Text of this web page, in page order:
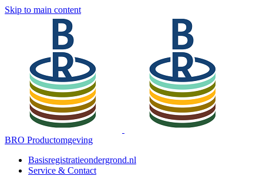
Skip to main content
BRO Productomgeving
Basisregistratieondergrond.nl
Service & Contact